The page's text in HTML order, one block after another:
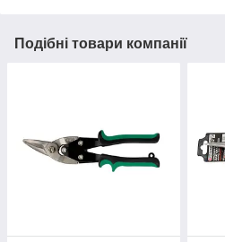
Подібні товари компанії